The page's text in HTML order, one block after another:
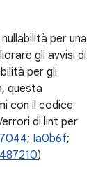
per una
gli avvisi di
per gli
questa
con il codice
di lint per
; Ia0b6f;
)